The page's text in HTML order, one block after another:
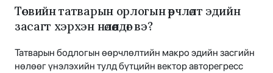
Төсвийн татварын орлогын өөрчлөлт эдийн
засагт хэрхэн нөлөөлдөг вэ?
Татварын бодлогын өөрчлөлтийн макро эдийн засгийн
нөлөөг үнэлэхийн тулд бүтцийн вектор авторегресс